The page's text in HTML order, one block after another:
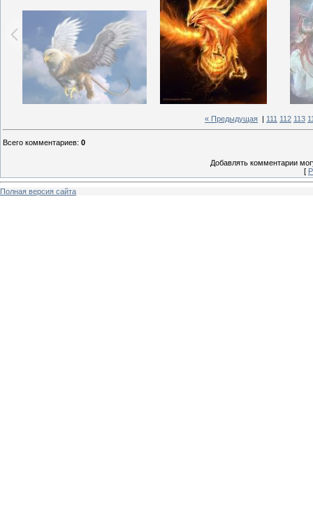
« Предыдущая 111 112 113
Всего комментариев: 0
Добавлять комментарии
[
Полная версия сайта